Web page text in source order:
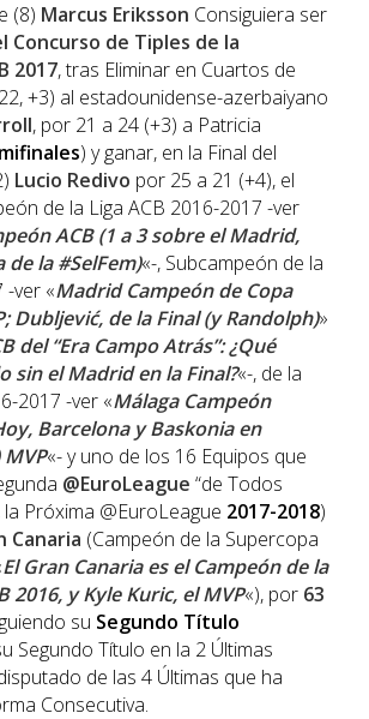
(8) Marcus Eriksson Consiguiera ser
Concurso de Tiples de la
2017, tras Eliminar en Cuartos de
+3) al estadounidense-azerbaiyano
, por 21 a 24 (+3) a Patricia
) y ganar, en la Final del
Lucio Redivo por 25 a 21 (+4), el
de la Liga ACB 2016-2017 -ver
ACB (1 a 3 sobre el Madrid,
de la #SelFem)«-, Subcampeón de la
-ver «Madrid Campeón de Copa
Dubljević, de la Final (y Randolph)»
del “Era Campo Atrás”: ¿Qué
sin el Madrid en la Final?«-, de la
2017 -ver «Málaga Campeón
Barcelona y Baskonia en
MVP«- y uno de los 16 Equipos que
@EuroLeague “de Todos
la Próxima @EuroLeague 2017-2018)
Canaria (Campeón de la Supercopa
El Gran Canaria es el Campeón de la
2016, y Kyle Kuric, el MVP«), por 63
su Segundo Título
Segundo Título en la 2 Últimas
de las 4 Últimas que ha
Consecutiva.